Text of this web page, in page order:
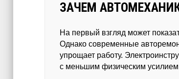
ЗАЧЕМ
На первый взгляд может
Однако современные
упрощает работу.
с меньшим физическим усилием